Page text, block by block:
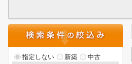
指定しない 新築
中古